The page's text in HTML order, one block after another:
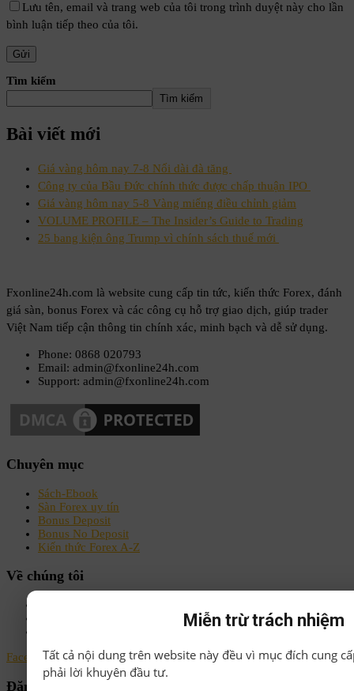
Lưu tên, email và trang web của tôi trong trình duyệt này cho lần
bình luận tiếp theo của tôi.
Tìm kiếm
Tìm kiếm
Bài viết mới
Giá vàng hôm nay 7-8 Nối dài đà tăng
Công ty của Bầu Đức chính thức được chấp thuận IPO
Giá vàng hôm nay 5-8 Vàng miếng điều chỉnh giảm
VOLUME PROFILE – The Insider’s Guide to Trading
25 bang kiện ông Trump vì chính sách thuế mới
Fxonline24h.com là website cung cấp tin tức, kiến thức Forex, đánh
giá sàn, bonus Forex và các công cụ hỗ trợ giao dịch, giúp trader
Việt Nam tiếp cận thông tin chính xác, minh bạch và dễ sử dụng.
Phone: 0868 020793
Email: admin@fxonline24h.com
Support: admin@fxonline24h.com
Chuyên mục
Sách-Ebook
Sàn Forex uy tín
Bonus Deposit
Bonus No Deposit
Kiến thức Forex A-Z
Về chúng tôi
Facebook Instagram Linkedin Youtube Email
Đăng ký nhận tin
Miễn trừ trách nhiệm
Tất cả nội dung trên website này đều vì mục đích cung
phải lời khuyên đầu tư.